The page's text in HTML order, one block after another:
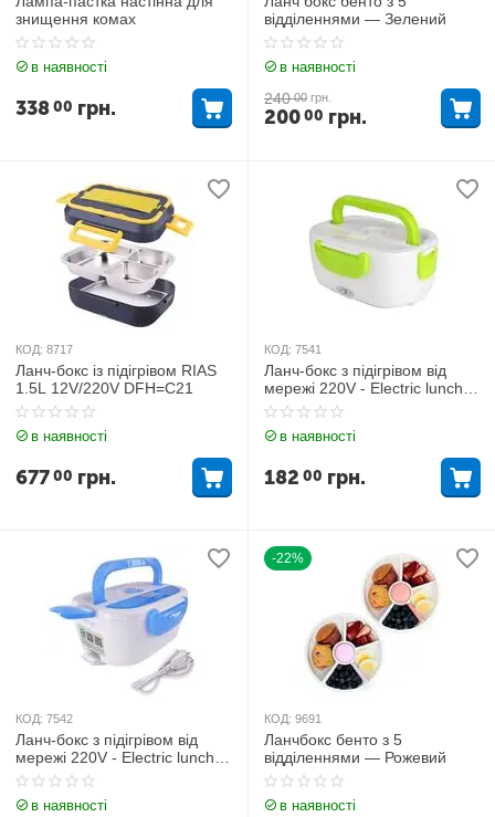
знищення комах
в наявності
33800 грн.
відділеннями — Зелений
в наявності
240 00 грн.
20000 грн.
КОД: 8717
Ланч-бокс із підігрівом RIAS
1.5L 12V/220V DFH=C21
в наявності
67700 грн.
КОД: 7541
Ланч-бокс з підігрівом від
мережі 220V - Electric lunch
box Зелений
в наявності
182 00 грн.
КОД: 7542
Ланч-бокс з підігрівом від
мережі 220V - Electric lunch
box Синій
в наявності
-22%
КОД: 9691
Ланчбокс бенто з 5
відділеннями — Рожевий
в наявності